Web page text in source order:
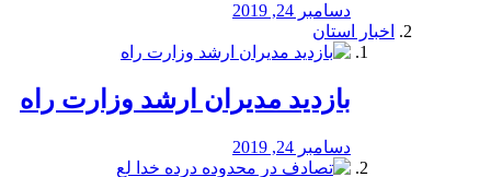
دسامبر 24, 2019
اخبار استان
بازدید مدیران ارشد وزارت راه
دسامبر 24, 2019